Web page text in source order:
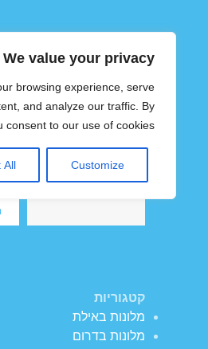
We value your privacy
browsing experience, serve
and analyze our traffic. By
consent to our use of cookies.
Customize
All
צימרים ומלונות זולים
חיפוש
קטגוריות
מלונות באילת
מלונות בדרום